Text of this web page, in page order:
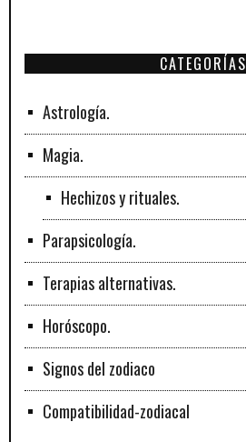
CATEGORÍAS
Astrología.
Magia.
Hechizos y rituales.
Parapsicología.
Terapias alternativas.
Horóscopo.
Signos del zodiaco
Compatibilidad-zodiacal